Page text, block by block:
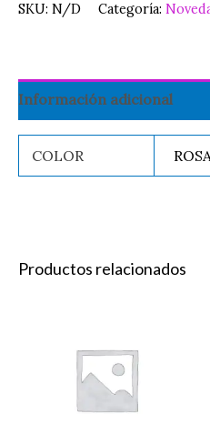
SKU: N/D Categoría:
Información adicional
COLOR
Productos relacionados
cantidad